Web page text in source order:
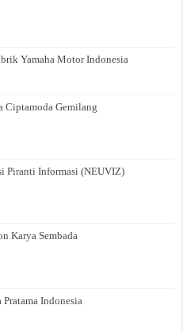
Yamaha Motor Indonesia
Ciptamoda Gemilang
Piranti Informasi (NEUVIZ)
Karya Sembada
Indonesia